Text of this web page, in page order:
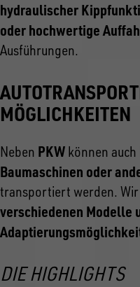
hydraulischer
oder hochwertige
Ausführungen.
MÖGLICHKEITEN
Neben PKW können auch
Baumaschinen oder
transportiert werden.
verschiedenen Modelle
DIE HIGHLIGHTS